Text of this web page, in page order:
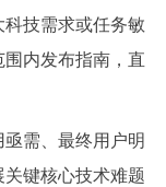
技需求或任务敏
内发布指南，直
需、最终用户明
键核心技术难题